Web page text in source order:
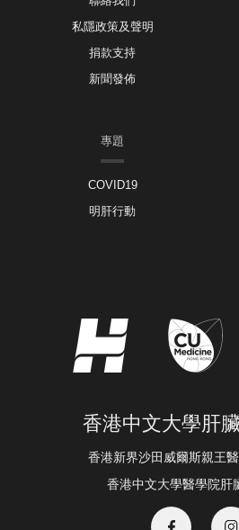
私隱政策及聲明
捐款支持
新聞發佈
專題
COVID19
明肝行動
香港中文大學肝
香港新界沙田威爾斯親王
香港中文大學醫學院肝